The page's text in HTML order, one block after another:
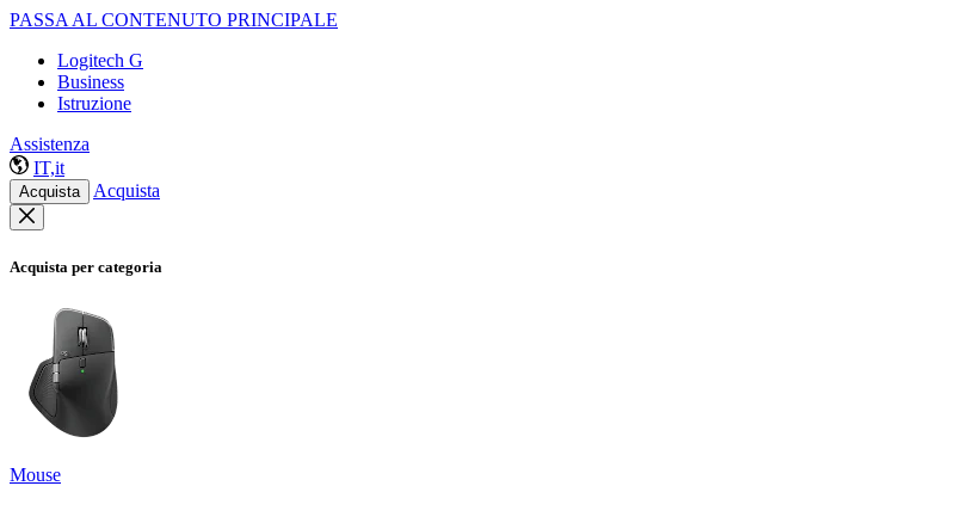
PASSA AL CONTENUTO PRINCIPALE
Logitech G
Business
Istruzione
Assistenza
IT,it
Acquista Acquista
Acquista per categoria
Mouse